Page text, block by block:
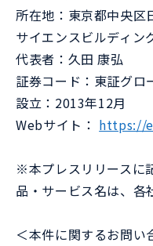
所在地：東京都中央区
サイエンスビルディ
代表者：久田 康弘
証券コード：東証グロ
設立：2013年12月
Webサイト： https://
※本プレスリリースに
品・サービス名は、各
＜本件に関するお問い